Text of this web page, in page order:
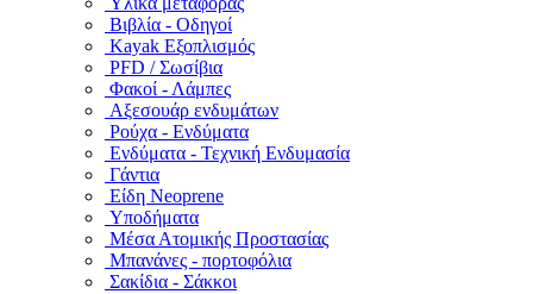
Βιβλία - Οδηγοί
Kayak Εξοπλισμός
PFD / Σωσίβια
Φακοί - Λάμπες
Αξεσουάρ ενδυμάτων
Ρούχα - Ενδύματα
Ενδύματα - Τεχνική Ενδυμασία
Γάντια
Είδη Neoprene
Υποδήματα
Μέσα Ατομικής Προστασίας
Μπανάνες - πορτοφόλια
Σακίδια - Σάκκοι